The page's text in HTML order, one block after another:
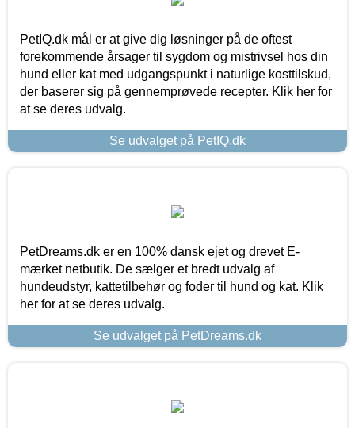
PetIQ.dk mål er at give dig løsninger på de oftest
forekommende årsager til sygdom og mistrivsel hos din
hund eller kat med udgangspunkt i naturlige kosttilskud,
der baserer sig på gennemprøvede recepter. Klik her for
at se deres udvalg.
Se udvalget på PetIQ.dk
PetDreams.dk er en 100% dansk ejet og drevet E-
mærket netbutik. De sælger et bredt udvalg af
hundeudstyr, kattetilbehør og foder til hund og kat. Klik
her for at se deres udvalg.
Se udvalget på PetDreams.dk